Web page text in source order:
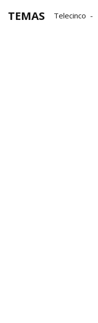
TEMAS Telecinco